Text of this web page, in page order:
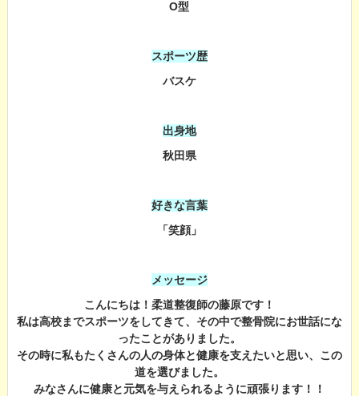
O型
スポーツ歴
バスケ
出身地
秋田県
好きな言葉
「笑顔」
メッセージ
こんにちは！柔道整復師の藤原です！
私は高校までスポーツをしてきて、その中で整骨院にお世話にな
ったことがありました。
その時に私もたくさんの人の身体と健康を支えたいと思い、この
道を選びました。
みなさんに健康と元気を与えられるように頑張ります！！